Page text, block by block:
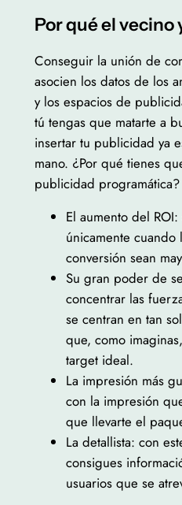
Por qué el vecino
Conseguir la unión de
asocien los datos de los
y los espacios de
tú tengas que matarte a
insertar tu publicidad ya
mano. ¿Por qué tienes
publicidad programática?
El aumento del
únicamente
conversión sean
Su gran poder de
concentrar las
se centran en tan
que, como
target ideal.
La impresión más
con la impresión
que llevarte el
La detallista: con
consigues
usuarios que se